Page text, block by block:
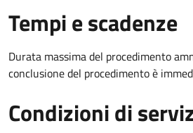
Tempi e scadenze
Durata massima del procedimento
conclusione del procedimento è
Condizioni di